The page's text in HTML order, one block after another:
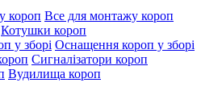
Все для монтажу короп
Котушки короп
Оснащення короп у зборі
Сигналізатори короп
Вудилища короп